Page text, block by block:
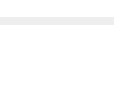
για το σκοπό αυτό. Ήταν
ευλογία η παρουσία του